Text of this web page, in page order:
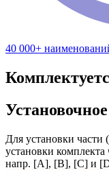
40 000+
Для установки
установки комплекта
напр. [А], [B], [С] и